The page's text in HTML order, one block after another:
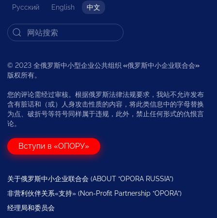
Русский English 中文
© 2023 全俄罗斯中小型企业公共组织 «俄罗斯中小企业联合会»
版权所有。
您的评论需经过审核。根据俄罗斯法律法规要求，我站不允许发布
含有脏话和（或）人身攻击性质的内容，将此类信息中的字母替换
为点、破折号等符号同样属于违规，此外，禁止任何形式的仇恨言
论。
Вступи в «ОПОРУ»
关于俄罗斯中小企业联合会 (ABOUT “OPORA RUSSIA”)
非营利伙伴关系«支持» (Non-Profit Partnership “OPORA”)
经理局和委员会